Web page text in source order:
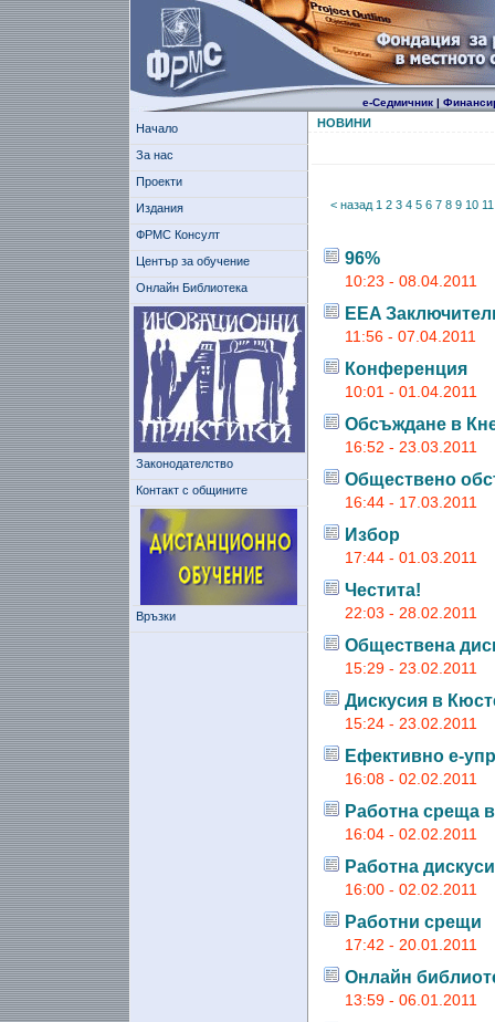
е-Седмичник|
Начало
За нас
Проекти
Издания
ФРМС Консулт
Център за обучение
Онлайн Библиотека
Законодателство
Контакт с общините
Връзки
НОВИНИ
< назад 1 2 3 4 5 6 7 8 9 10 11
96%
10:23 - 08.04.2011
EEA
11:56 - 07.04.2011
Конференция
10:01 - 01.04.2011
Обсъждане в
16:52 - 23.03.2011
Обществено
16:44 - 17.03.2011
Избор
17:44 - 01.03.2011
Честита!
22:03 - 28.02.2011
Обществена
15:29 - 23.02.2011
Дискусия в
15:24 - 23.02.2011
Ефективно е-
16:08 - 02.02.2011
Работна среща
16:04 - 02.02.2011
Работна
16:00 - 02.02.2011
Работни срещи
17:42 - 20.01.2011
Онлайн
13:59 - 06.01.2011